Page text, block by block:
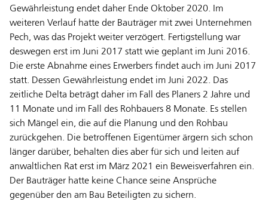
Gewährleistung endet daher Ende Oktober 2020. Im
weiteren Verlauf hatte der Bauträger mit zwei Unternehmen
Pech, was das Projekt weiter verzögert. Fertigstellung war
deswegen erst im Juni 2017 statt wie geplant im Juni 2016.
Die erste Abnahme eines Erwerbers findet auch im Juni 2017
statt. Dessen Gewährleistung endet im Juni 2022. Das
zeitliche Delta beträgt daher im Fall des Planers 2 Jahre und
11 Monate und im Fall des Rohbauers 8 Monate. Es stellen
sich Mängel ein, die auf die Planung und den Rohbau
zurückgehen. Die betroffenen Eigentümer ärgern sich schon
länger darüber, behalten dies aber für sich und leiten auf
anwaltlichen Rat erst im März 2021 ein Beweisverfahren ein.
Der Bauträger hatte keine Chance seine Ansprüche
gegenüber den am Bau Beteiligten zu sichern.